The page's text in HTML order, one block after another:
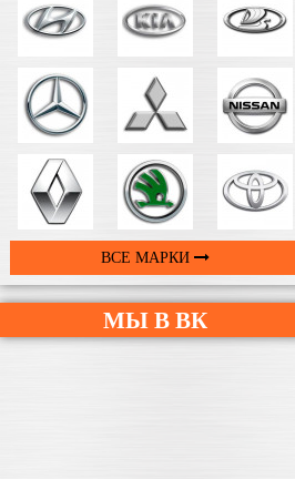
ВСЕ МАРКИ
МЫ В ВК